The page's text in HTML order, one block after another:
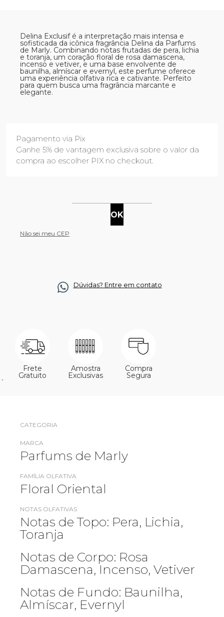
Delina Exclusif é a interpretação mais intensa e
sofisticada da icônica fragrância Delina da Parfums
de Marly. Combinando notas frutadas de pera, lichia
e toranja, um coração floral de rosa damascena,
incenso e vetiver, e uma base envolvente de
baunilha, almíscar e evernyl, este perfume oferece
uma experiência olfativa rica e cativante. Perfeito
para quem busca uma fragrância marcante e
elegante.
Pagamento via Pix
Ganhe 5% de vantagem exclusiva sobre o valor da
compra ao escolher PIX no checkout.
Não sei meu CEP
Dúvidas? Entre em contato
Frete
Gratuito
Amostra
Exclusivas
Compra
Segura
´
CATEGORIA
MARCA
Parfums de Marly
FAMÍLIA OLFATIVA
Floral Oriental​
NOTAS OLFATIVAS
Notas de Topo: Pera, Lichia,
Toranja
Notas de Corpo: Rosa
Damascena, Incenso, Vetiver
Notas de Fundo: Baunilha,
Almíscar, Evernyl